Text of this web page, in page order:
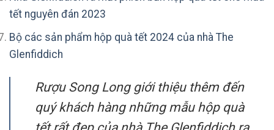
tết nguyên đán 2023
Bộ các sản phẩm hộp quà tết 2024 của nhà The
Glenfiddich
Rượu Song Long giới thiệu thêm đến
quý khách hàng những mẫu hộp quà